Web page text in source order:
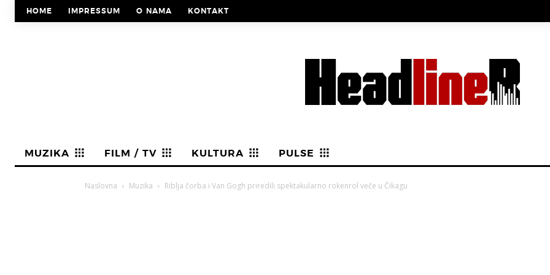
HOME IMPRESSUM O NAMA KONTAKT
MUZIKA FILM / TV KULTURA PULSE
Naslovna Muzika Riblja čorba i Van Gogh priredili spektakularno rokenrol veče u Čikagu